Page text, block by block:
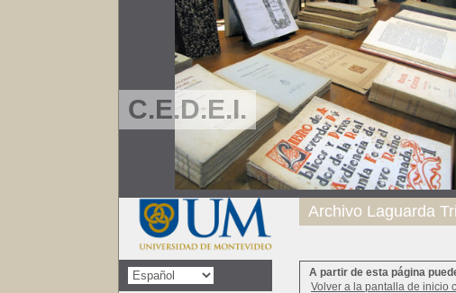
C.E.D.E.I.
A partir de esta página
Volver a la pantalla de inicio
Archivo Laguarda